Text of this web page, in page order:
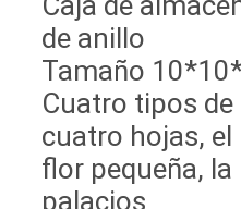
de anillo
Tamaño
Cuatro tipos
cuatro hojas, el
flor pequeña, la
palacios